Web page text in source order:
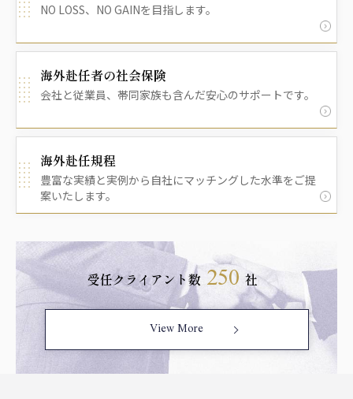
NO LOSS、NO GAINを目指します。
海外赴任者の社会保険
会社と従業員、帯同家族も含んだ安心のサポートです。
海外赴任規程
豊富な実績と実例から自社にマッチングした水準をご提
案いたします。
受任クライアント数 250 社
View More